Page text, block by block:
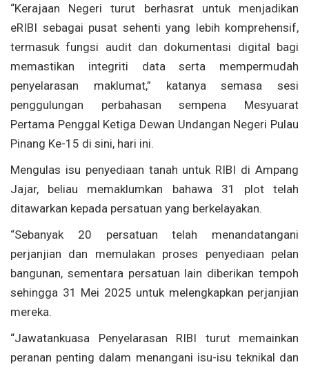
“Kerajaan Negeri turut berhasrat untuk menjadikan
eRIBI sebagai pusat sehenti yang lebih komprehensif,
termasuk fungsi audit dan dokumentasi digital bagi
memastikan integriti data serta mempermudah
penyelarasan maklumat,” katanya semasa sesi
penggulungan perbahasan sempena Mesyuarat
Pertama Penggal Ketiga Dewan Undangan Negeri Pulau
Pinang Ke-15 di sini, hari ini.
Mengulas isu penyediaan tanah untuk RIBI di Ampang
Jajar, beliau memaklumkan bahawa 31 plot telah
ditawarkan kepada persatuan yang berkelayakan.
“Sebanyak 20 persatuan telah menandatangani
perjanjian dan memulakan proses penyediaan pelan
bangunan, sementara persatuan lain diberikan tempoh
sehingga 31 Mei 2025 untuk melengkapkan perjanjian
mereka.
“Jawatankuasa Penyelarasan RIBI turut memainkan
peranan penting dalam menangani isu-isu teknikal dan